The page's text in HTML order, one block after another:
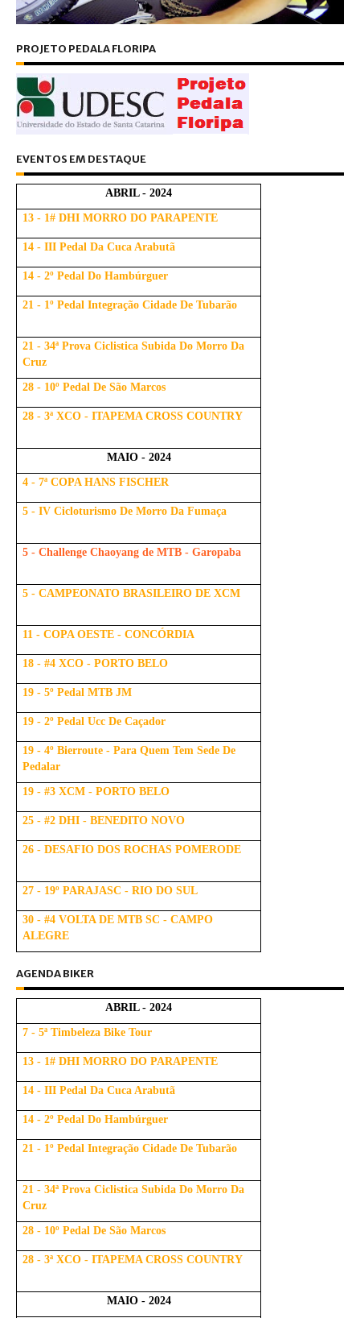
PROJETO PEDALA FLORIPA
EVENTOS EM DESTAQUE
ABRIL - 2024
13 - 1# DHI MORRO DO PARAPENTE
14 - III Pedal Da Cuca Arabutã
14 - 2º Pedal Do Hambúrguer
21 - 1º Pedal Integração Cidade De Tubarão
21 - 34ª Prova Ciclistica Subida Do Morro Da
Cruz
28 - 10º Pedal De São Marcos
28 - 3ª XCO - ITAPEMA CROSS COUNTRY
MAIO - 2024
4 - 7ª COPA HANS FISCHER
5 - IV Cicloturismo De Morro Da Fumaça
5 - Challenge Chaoyang de MTB - Garopaba
5 - CAMPEONATO BRASILEIRO DE XCM
11 - COPA OESTE - CONCÓRDIA
18 - #4 XCO - PORTO BELO
19 - 5º Pedal MTB JM
19 - 2º Pedal Ucc De Caçador
19 - 4º Bierroute - Para Quem Tem Sede De
Pedalar
19 - #3 XCM - PORTO BELO
25 - #2 DHI - BENEDITO NOVO
26 - DESAFIO DOS ROCHAS POMERODE
27 - 19º PARAJASC - RIO DO SUL
30 - #4 VOLTA DE MTB SC - CAMPO
ALEGRE
AGENDA BIKER
ABRIL - 2024
7 - 5ª Timbeleza Bike Tour
13 - 1# DHI MORRO DO PARAPENTE
14 - III Pedal Da Cuca Arabutã
14 - 2º Pedal Do Hambúrguer
21 - 1º Pedal Integração Cidade De Tubarão
21 - 34ª Prova Ciclistica Subida Do Morro Da
Cruz
28 - 10º Pedal De São Marcos
28 - 3ª XCO - ITAPEMA CROSS COUNTRY
MAIO - 2024